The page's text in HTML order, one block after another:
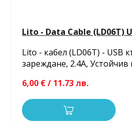
Lito - Data Cable (LD06T)
Lito - кабел (LD06T) - USB
зареждане, 2.4A, Устойчив
6,00 € / 11.73 лв.